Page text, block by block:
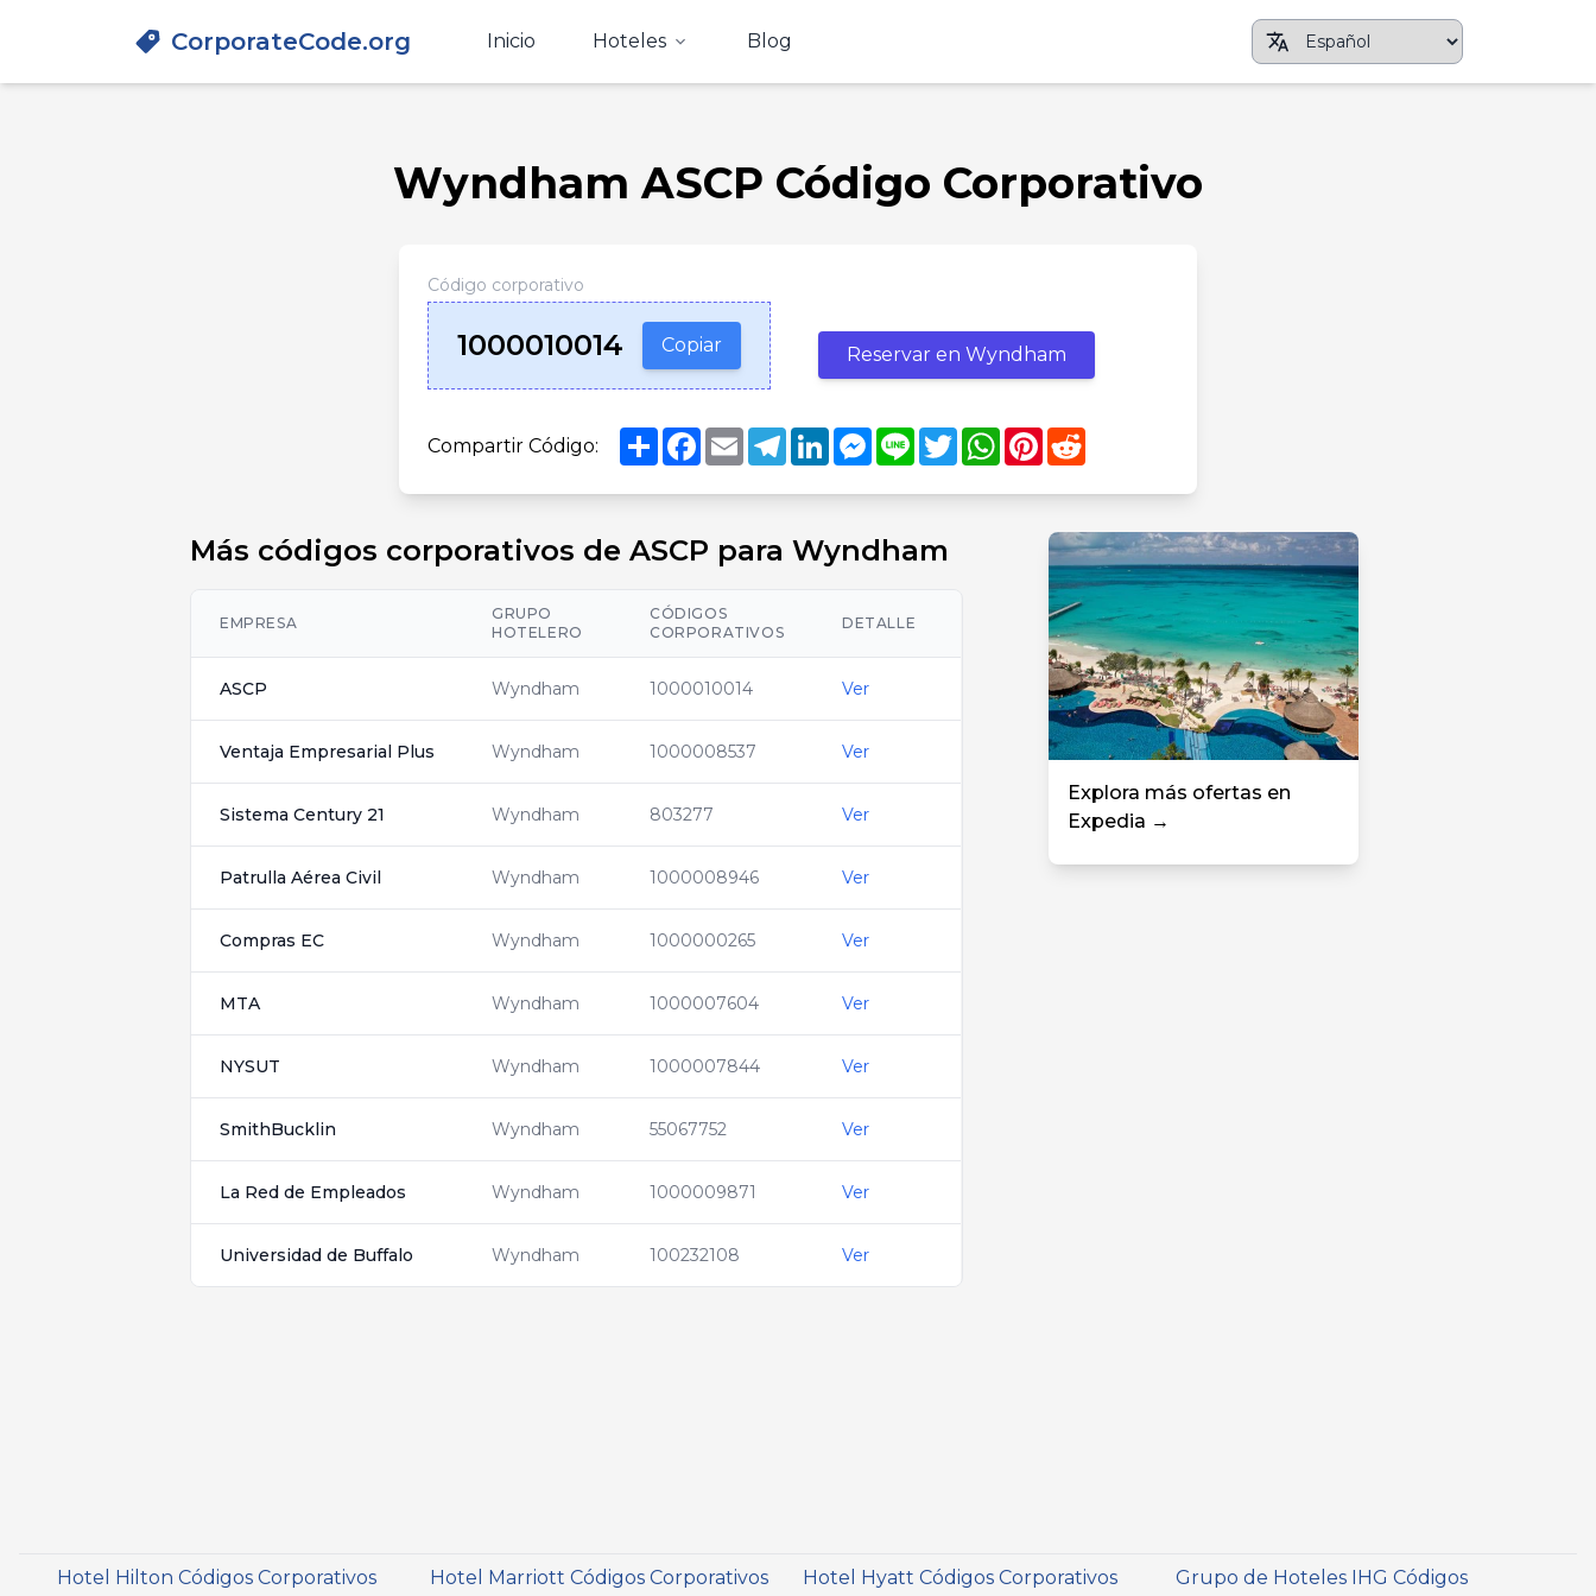
CorporateCode.org Inicio Hoteles Blog
Wyndham ASCP Código Corporativo
Código corporativo
1000010014 Copiar Reservar en Wyndham
Compartir Código: ShareFacebook
EmailTelegram
LinkedInMessenger
Line TwitterWhatsApp
Pinterest
Más códigos corporativos de ASCP para Wyndham
EMPRESA
GRUPO
HOTELERO
CÓDIGOS
CORPORATIVOS
DETALLE
ASCP Wyndham 1000010014 Ver
Ventaja Empresarial Plus Wyndham 1000008537 Ver
Sistema Century 21 Wyndham 803277 Ver
Patrulla Aérea Civil Wyndham 1000008946 Ver
Compras EC Wyndham 1000000265 Ver
MTA Wyndham 1000007604 Ver
NYSUT Wyndham 1000007844 Ver
SmithBucklin Wyndham 55067752 Ver
La Red de Empleados Wyndham 1000009871 Ver
Universidad de Buffalo Wyndham 100232108 Ver
Explora más ofertas en
Expedia →
Hotel Hilton Códigos Corporativos Hotel Marriott Códigos Corporativos Hotel Hyatt Códigos Corporativos
Grupo de Hoteles IHG Códigos